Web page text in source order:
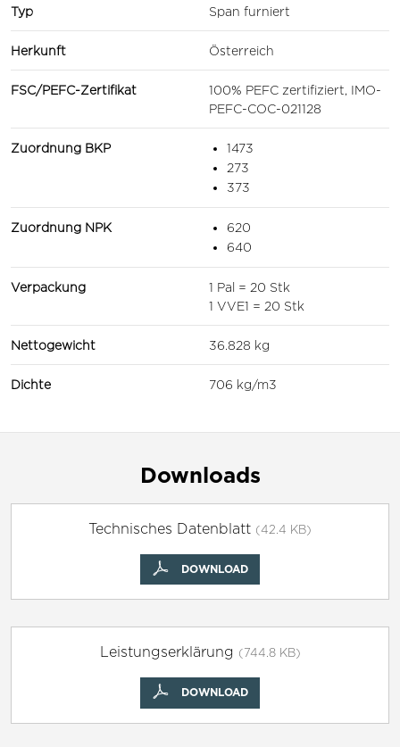
Typ Span furniert
Herkunft Österreich
FSC/PEFC-Zertifikat
100% PEFC zertifiziert, IMO-
PEFC-COC-021128
Zuordnung BKP
1473
273
373
Zuordnung NPK
620
640
Verpackung
1 Pal = 20 Stk
1 VVE1 = 20 Stk
Nettogewicht 36.828 kg
Dichte 706 kg/m3
Downloads
Technisches Datenblatt (42.4 KB)
DOWNLOAD
Leistungserklärung (744.8 KB)
DOWNLOAD